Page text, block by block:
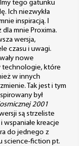
tego gatunku
Ich niezwykła
inspiracją. I
dla mnie Proxima.
wersja,
czasu i uwagi.
nowe
technologie, które
w innych
Tak jest i tym
był
2001
są strzeliste
wspaniałe kreacje
do jednego z
science-fiction pt.